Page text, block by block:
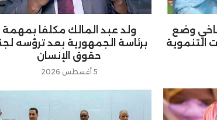
ولد عبد المالك مكلفا بمهمة
برئاسة الجمهورية بعد ترؤسه
حقوق الإنسان
5 أغسطس 2026
وضع
التنموية